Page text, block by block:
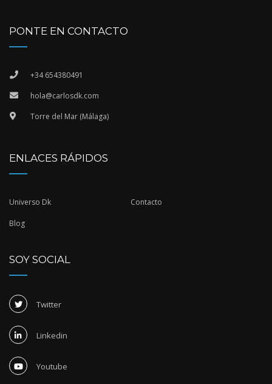
PONTE EN CONTACTO
+34 654380491
hola@carlosdk.com
Torre del Mar (Málaga)
ENLACES RÁPIDOS
Universo Dk Contacto
Blog
SOY SOCIAL
Twitter
Linkedin
Youtube